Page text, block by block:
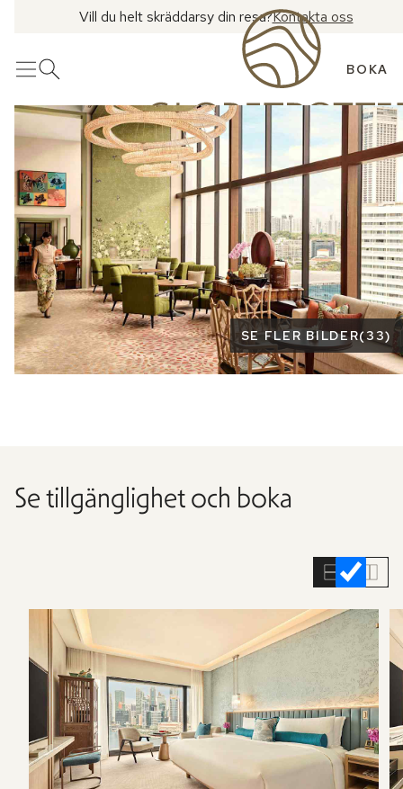
Vill du helt skräddarsy din resa?Kontakta oss
MenyÖppna sök BOKA
Se fler bilder
SE FLER BILDER(33)
Se tillgänglighet och boka